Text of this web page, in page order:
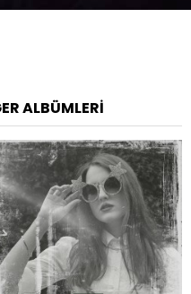
ALBÜMLERI